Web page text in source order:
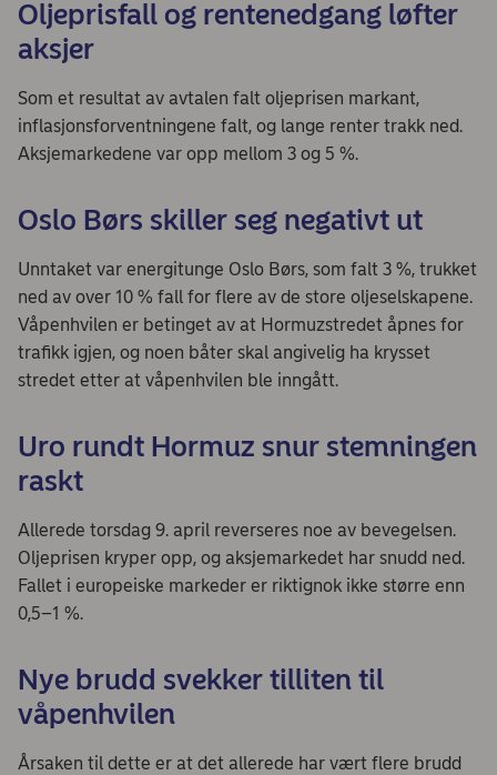
Oljeprisfall og rentenedgang løfter
aksjer
Som et resultat av avtalen falt oljeprisen markant,
inflasjonsforventningene falt, og lange renter trakk ned.
Aksjemarkedene var opp mellom 3 og 5 %.
Oslo Børs skiller seg negativt ut
Unntaket var energitunge Oslo Børs, som falt 3 %, trukket
ned av over 10 % fall for flere av de store oljeselskapene.
Våpenhvilen er betinget av at Hormuzstredet åpnes for
trafikk igjen, og noen båter skal angivelig ha krysset
stredet etter at våpenhvilen ble inngått.
Uro rundt Hormuz snur stemningen
raskt
Allerede torsdag 9. april reverseres noe av bevegelsen.
Oljeprisen kryper opp, og aksjemarkedet har snudd ned.
Fallet i europeiske markeder er riktignok ikke større enn
0,5–1 %.
Nye brudd svekker tilliten til
våpenhvilen
Årsaken til dette er at det allerede har vært flere brudd